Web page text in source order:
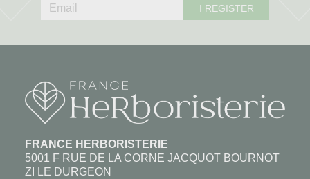
I REGISTER
FRANCE HERBORISTERIE
5001 F RUE DE LA CORNE JACQUOT BOURNOT
ZI LE DURGEON